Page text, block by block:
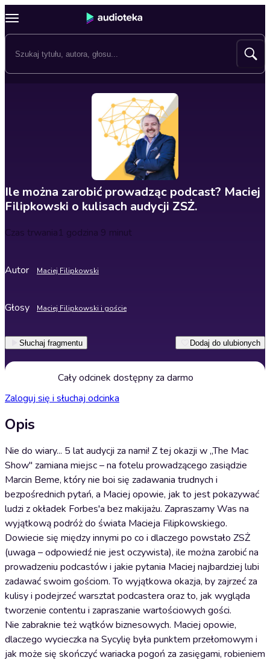
Ile można zarobić prowadząc podcast? Maciej
Filipkowski o kulisach audycji ZSŻ.
Czas trwania1 godzina 9 minut
Autor Maciej Filipkowski
Głosy Maciej Filipkowski i goście
Słuchaj fragmentu Dodaj do ulubionych
Cały odcinek dostępny za darmo
Zaloguj się i słuchaj odcinka
Opis
Nie do wiary... 5 lat audycji za nami! Z tej okazji w „The Mac
Show" zamiana miejsc – na fotelu prowadzącego zasiądzie
Marcin Beme, który nie boi się zadawania trudnych i
bezpośrednich pytań, a Maciej opowie, jak to jest pokazywać
ludzi z okładek Forbes'a bez makijażu. Zapraszamy Was na
wyjątkową podróż do świata Macieja Filipkowskiego.
Dowiecie się między innymi po co i dlaczego powstało ZSŻ
(uwaga – odpowiedź nie jest oczywista), ile można zarobić na
prowadzeniu podcastów i jakie pytania Maciej najbardziej lubi
zadawać swoim gościom. To wyjątkowa okazja, by zajrzeć za
kulisy i podejrzeć warsztat podcastera oraz to, jak wygląda
tworzenie contentu i zapraszanie wartościowych gości.
Nie zabraknie też wątków biznesowych. Maciej opowie,
dlaczego wycieczka na Sycylię była punktem przełomowym i
jak może się skończyć wariacka pogoń za zasięgami, robieniem